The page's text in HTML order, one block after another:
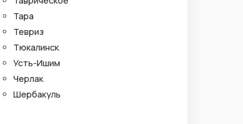
Тара
Тевриз
Тюкалинск
Усть-Ишим
Черлак
Шербакуль